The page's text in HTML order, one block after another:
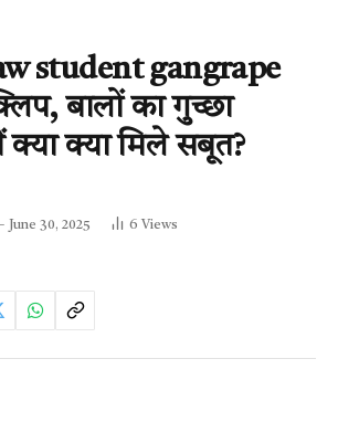
student gangrape
बालों का गुच्छा
क्या मिले सबूत?
June 30, 2025 6 Views